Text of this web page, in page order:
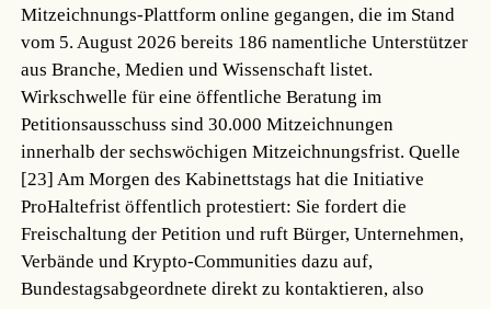
Mitzeichnungs-Plattform online gegangen, die im Stand
vom 5. August 2026 bereits 186 namentliche Unterstützer
aus Branche, Medien und Wissenschaft listet.
Wirkschwelle für eine öffentliche Beratung im
Petitionsausschuss sind 30.000 Mitzeichnungen
innerhalb der sechswöchigen Mitzeichnungsfrist.Quelle
[23] Am Morgen des Kabinettstags hat die Initiative
ProHaltefrist öffentlich protestiert: Sie fordert die
Freischaltung der Petition und ruft Bürger, Unternehmen,
Verbände und Krypto-Communities dazu auf,
Bundestagsabgeordnete direkt zu kontaktieren, also